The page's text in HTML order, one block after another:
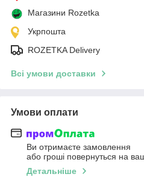
Магазини Rozetka
Укрпошта
ROZETKA Delivery
Всі умови доставки
Умови оплати
Ви отримаєте замовлення
або гроші повернуться на
Детальніше